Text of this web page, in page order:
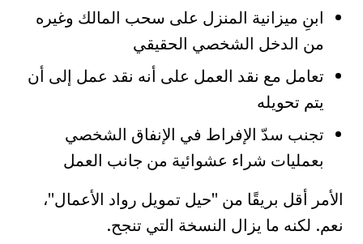
ابنِ ميزانية المنزل على سحب المالك وغيره
من الدخل الشخصي الحقيقي
تعامل مع نقد العمل على أنه نقد عمل إلى أن
يتم تحويله
تجنب سدّ الإفراط في الإنفاق الشخصي
بعمليات شراء عشوائية من جانب العمل
الأمر أقل بريقًا من "حيل تمويل رواد الأعمال"،
نعم. لكنه ما يزال النسخة التي تنجح.